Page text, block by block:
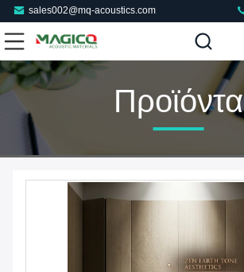
sales002@mq-acoustics.com
Προϊόντα